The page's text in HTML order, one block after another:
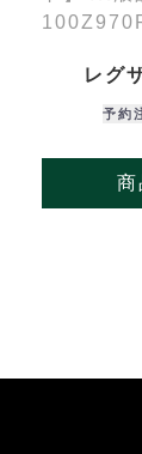
レグ
予約
商